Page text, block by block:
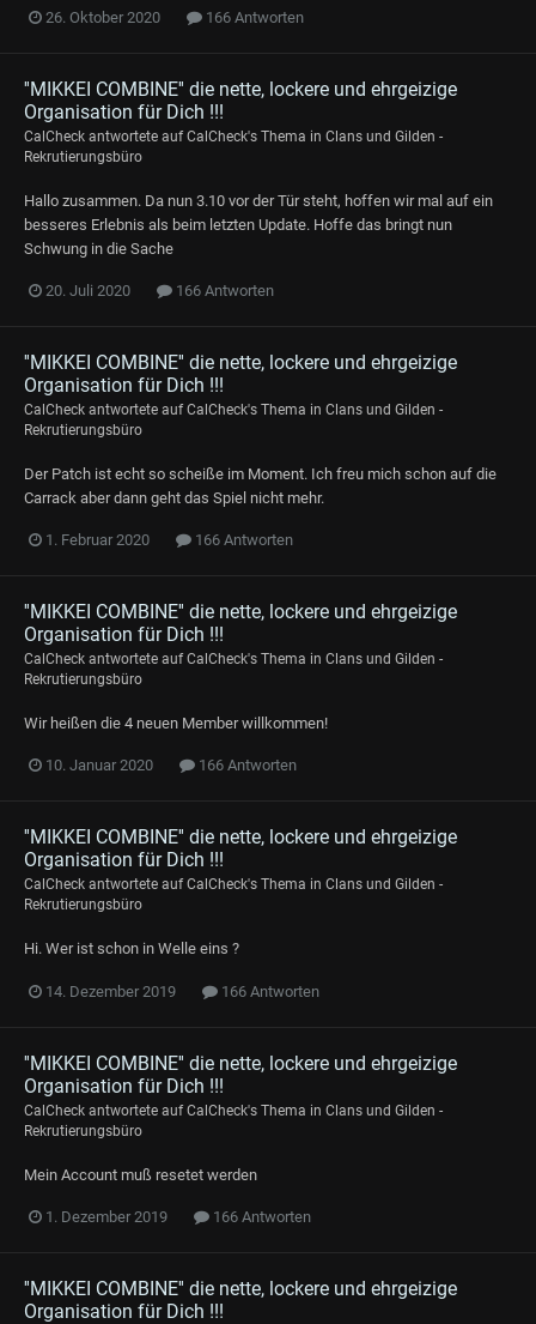
26. Oktober 2020 166 Antworten
''MIKKEI COMBINE'' die nette, lockere und ehrgeizige
Organisation für Dich !!!
CalCheck antwortete aufCalCheck's Thema in Clans und Gilden -
Rekrutierungsbüro
Hallo zusammen. Da nun 3.10 vor der Tür steht, hoffen wir mal auf ein
besseres Erlebnis als beim letzten Update. Hoffe das bringt nun
Schwung in die Sache
20. Juli 2020 166 Antworten
''MIKKEI COMBINE'' die nette, lockere und ehrgeizige
Organisation für Dich !!!
CalCheck antwortete aufCalCheck's Thema in Clans und Gilden -
Rekrutierungsbüro
Der Patch ist echt so scheiße im Moment. Ich freu mich schon auf die
Carrack aber dann geht das Spiel nicht mehr.
1. Februar 2020 166 Antworten
''MIKKEI COMBINE'' die nette, lockere und ehrgeizige
Organisation für Dich !!!
CalCheck antwortete aufCalCheck's Thema in Clans und Gilden -
Rekrutierungsbüro
Wir heißen die 4 neuen Member willkommen!
10. Januar 2020 166 Antworten
''MIKKEI COMBINE'' die nette, lockere und ehrgeizige
Organisation für Dich !!!
CalCheck antwortete aufCalCheck's Thema in Clans und Gilden -
Rekrutierungsbüro
Hi. Wer ist schon in Welle eins ?
14. Dezember 2019 166 Antworten
''MIKKEI COMBINE'' die nette, lockere und ehrgeizige
Organisation für Dich !!!
CalCheck antwortete aufCalCheck's Thema in Clans und Gilden -
Rekrutierungsbüro
Mein Account muß resetet werden
1. Dezember 2019 166 Antworten
''MIKKEI COMBINE'' die nette, lockere und ehrgeizige
Organisation für Dich !!!